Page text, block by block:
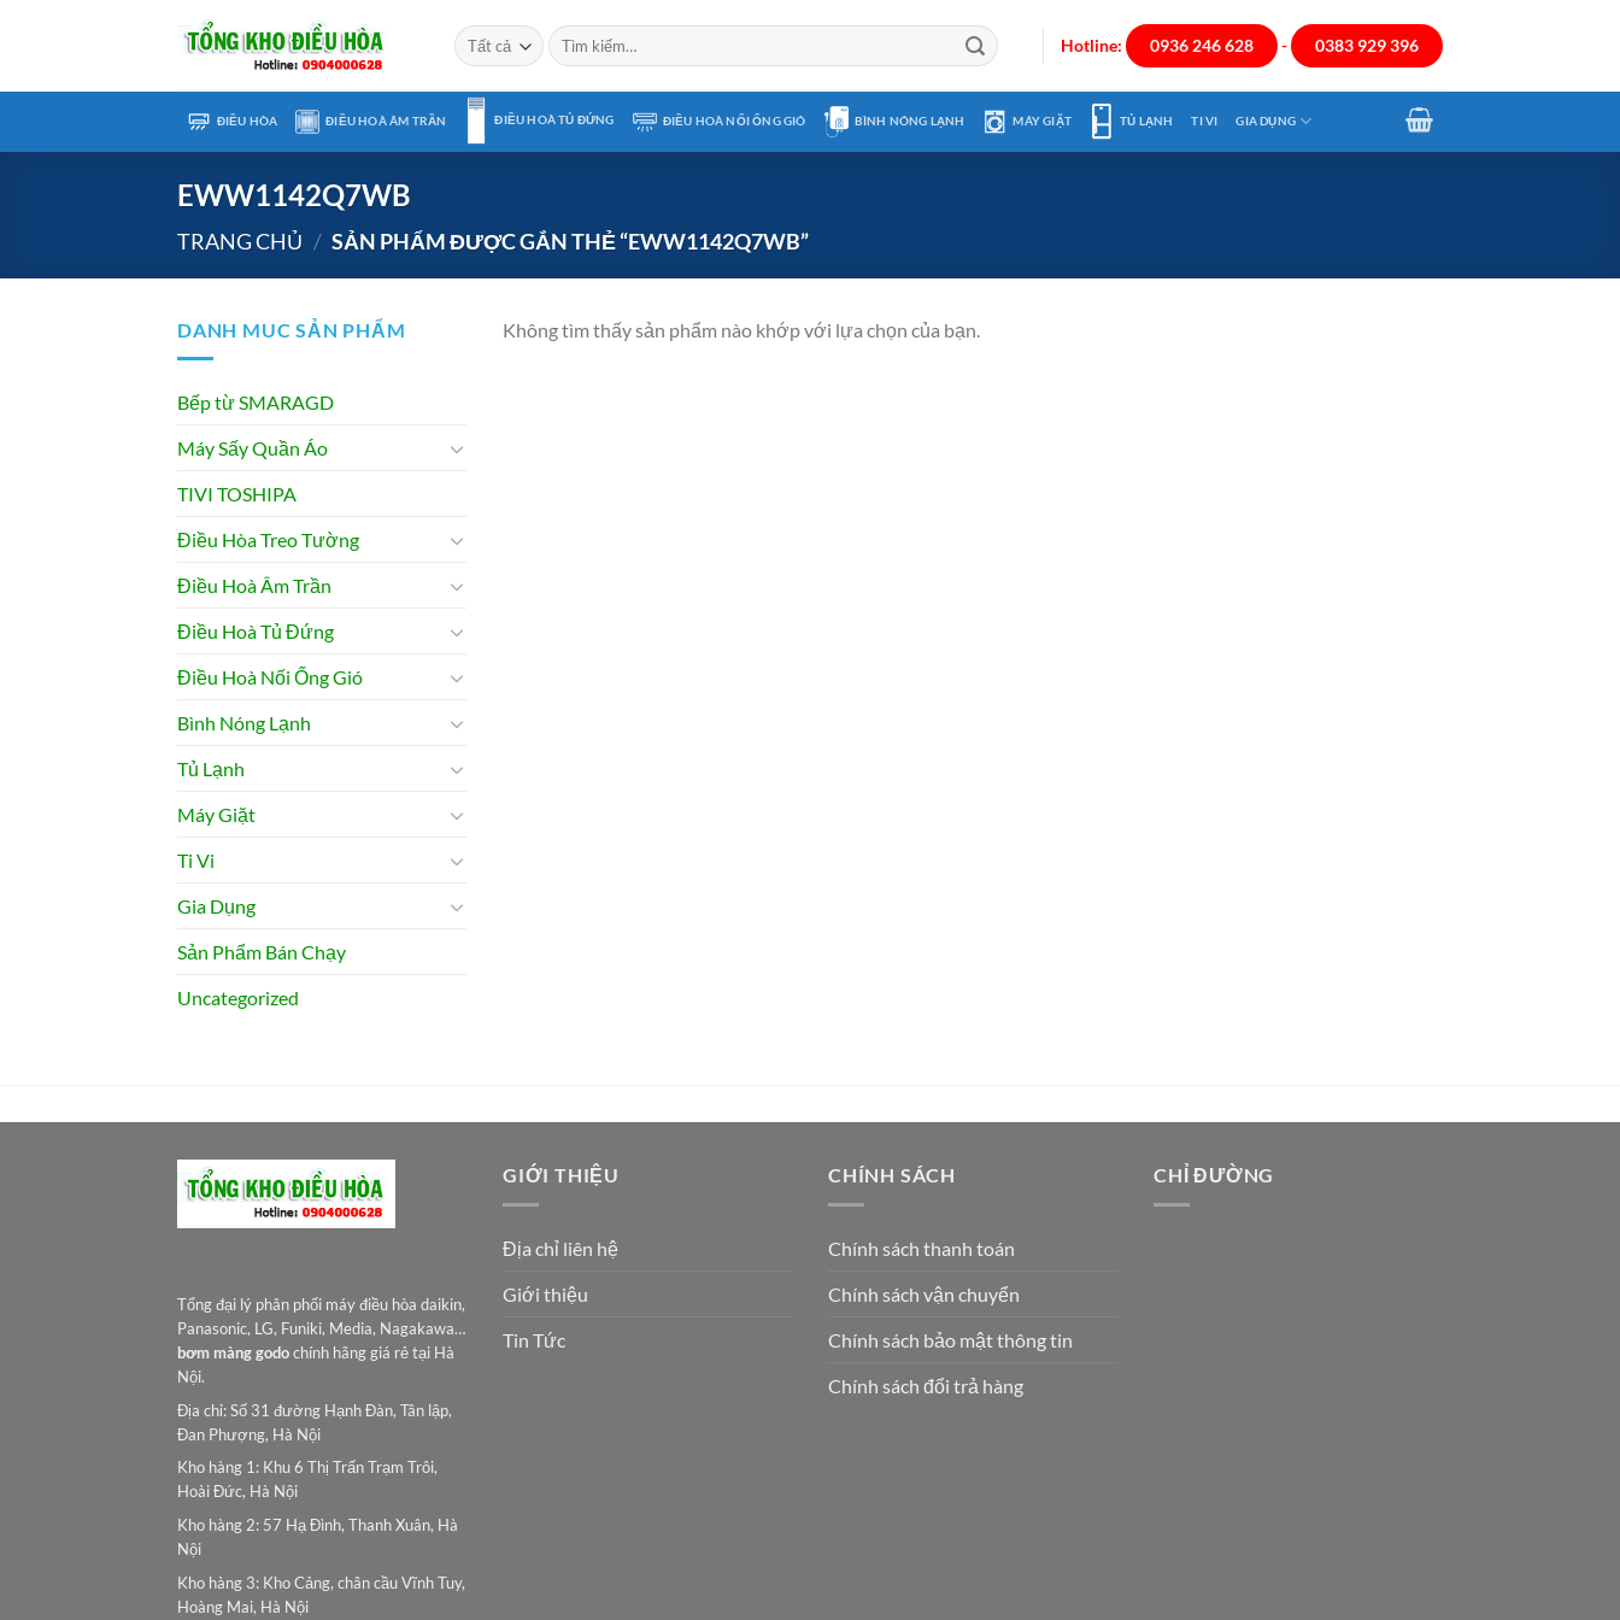
Tìm
kiếm:
Hotline: 0936 246 628 - 0383 929 396
ĐIỀU HÒA ĐIỀU HOÀ ÂM TRẦN ĐIỀU HOÀ TỦ ĐỨNG ĐIỀU HOÀ NỐI ỐNG GIÓ BÌNH NÓNG LẠNH MÁY GIẶT TỦ LẠNH TI VI GIA DỤNG
EWW1142Q7WB
TRANG CHỦ / SẢN PHẨM ĐƯỢC GẮN THẺ “EWW1142Q7WB”
DANH MUC SẢN PHẨM
Bếp từ SMARAGD
Máy Sấy Quần Áo
TIVI TOSHIPA
Điều Hòa Treo Tường
Điều Hoà Âm Trần
Điều Hoà Tủ Đứng
Điều Hoà Nối Ống Gió
Bình Nóng Lạnh
Tủ Lạnh
Máy Giặt
Ti Vi
Gia Dụng
Sản Phẩm Bán Chạy
Uncategorized
Không tìm thấy sản phẩm nào khớp với lựa chọn của bạn.
Tổng đại lý phân phối máy điều hòa daikin,
Panasonic, LG, Funiki, Media, Nagakawa…
bơm màng godochính hãng giá rẻ tại Hà
Nội.
Địa chỉ: Số 31 đường Hạnh Đàn, Tân lập,
Đan Phượng, Hà Nội
Kho hàng 1: Khu 6 Thị Trấn Trạm Trôi,
Hoài Đức, Hà Nội
Kho hàng 2: 57 Hạ Đình, Thanh Xuân, Hà
Nội
Kho hàng 3: Kho Cảng, chân cầu Vĩnh Tuy,
Hoàng Mai, Hà Nội
GIỚI THIỆU
Địa chỉ liên hệ
Giới thiệu
Tin Tức
CHÍNH SÁCH
Chính sách thanh toán
Chính sách vận chuyển
Chính sách bảo mật thông tin
Chính sách đổi trả hàng
CHỈ ĐƯỜNG